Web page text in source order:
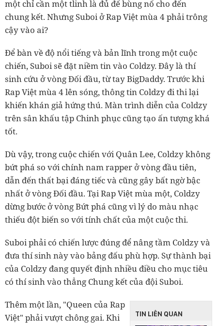
một chỉ cần một tlinh là đủ để bùng nổ cho đến
chung kết. Nhưng Suboi ở Rap Việt mùa 4 phải trông
cậy vào ai?
Để bàn về độ nổi tiếng và bản lĩnh trong một cuộc
chiến, Suboi sẽ đặt niềm tin vào Coldzy. Đây là thí
sinh cứu ở vòng Đối đầu, từ tay BigDaddy. Trước khi
Rap Việt mùa 4 lên sóng, thông tin Coldzy đi thi lại
khiến khán giả hứng thú. Màn trình diễn của Coldzy
trên sân khấu tập Chinh phục cũng tạo ấn tượng khá
tốt.
Dù vậy, trong cuộc chiến với Quân Lee, Coldzy không
bứt phá so với chính nam rapper ở vòng đầu tiên,
dẫn đến thất bại đáng tiếc và cũng gây bất ngờ bậc
nhất ở vòng Đối đầu. Tại Rap Việt mùa một, Coldzy
dừng bước ở vòng Bứt phá cũng vì lý do màu nhạc
thiếu đột biến so với tính chất của một cuộc thi.
Suboi phải có chiến lược đúng để nâng tầm Coldzy và
đưa thí sinh này vào bảng đấu phù hợp. Sự thành bại
của Coldzy đang quyết định nhiều điều cho mục tiêu
có thí sinh vào thẳng Chung kết của đội Suboi.
TIN LIÊN QUAN
Thêm một lần, "Queen của Rap
Việt" phải vượt chông gai. Khi